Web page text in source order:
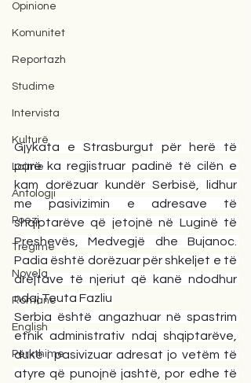
Opinione
Komunitet
Reportazh
Studime
Intervista
Kulturë
Lajme
Antologji
Poezi
Tregime
Novela
Romane
English
Përkthime
Gjykata e Strasburgut për herë të
parë ka regjistruar padinë të cilën e
kam dorëzuar kundër Serbisë, lidhur
me pasivizimin e adresave të
shqiptarëve që jetojnë në Luginë të
Preshevës, Medvegjë dhe Bujanoc.
Padia është dorëzuar për shkeljet e të
drejtave të njeriut që kanë ndodhur
ndaj Teuta Fazliu
Serbia është angazhuar në spastrim
etnik administrativ ndaj shqiptarëve,
duke i pasivizuar adresat jo vetëm të
atyre që punojnë jashtë, por edhe të